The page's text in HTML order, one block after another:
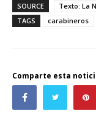
SOURCE
Texto: La
TAGS
carabineros
Comparte esta